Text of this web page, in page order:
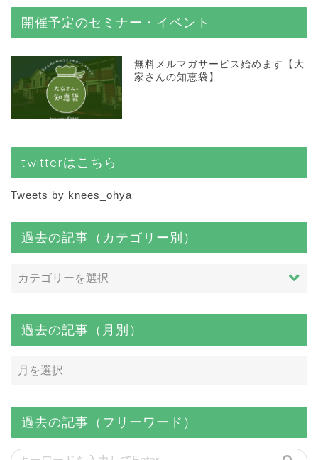
開催予定のセミナー・イベント
無料メルマガサービス始めます【大
家さんの知恵袋】
twitterはこちら
Tweets by knees_ohya
過去の記事（カテゴリー別）
過去の記事（月別）
過去の記事（フリーワード）